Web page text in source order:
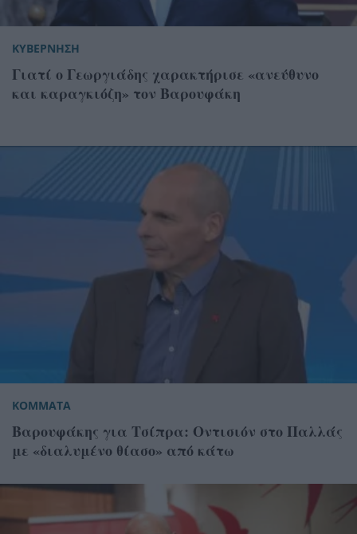
ΚΥΒΕΡΝΗΣΗ
Γιατί ο Γεωργιάδης χαρακτήρισε «ανεύθυνο
και καραγκιόζη» τον Βαρουφάκη
ΚΟΜΜΑΤΑ
Βαρουφάκης για Τσίπρα: Οντισιόν στο Παλλάς
με «διαλυμένο θίασο» από κάτω